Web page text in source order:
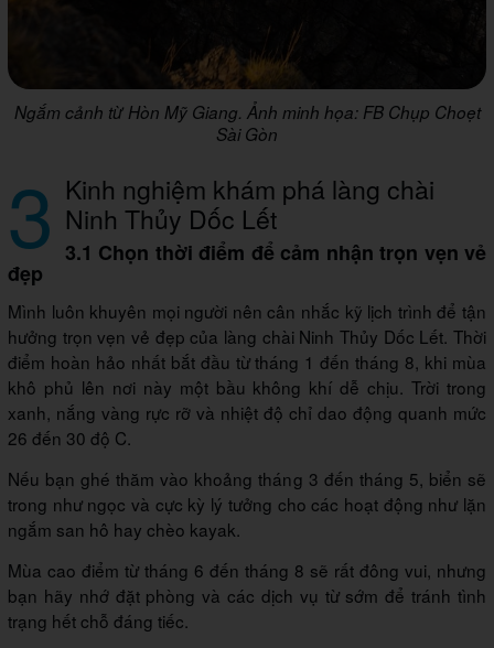
Ngắm cảnh từ Hòn Mỹ Giang. Ảnh minh họa: FB Chụp Choẹt
Sài Gòn
3 Kinh nghiệm khám phá làng chài
Ninh Thủy Dốc Lết
3.1 Chọn thời điểm để cảm nhận trọn vẹn vẻ
đẹp
Mình luôn khuyên mọi người nên cân nhắc kỹ lịch trình để tận
hưởng trọn vẹn vẻ đẹp của làng chài Ninh Thủy Dốc Lết. Thời
điểm hoàn hảo nhất bắt đầu từ tháng 1 đến tháng 8, khi mùa
khô phủ lên nơi này một bầu không khí dễ chịu. Trời trong
xanh, nắng vàng rực rỡ và nhiệt độ chỉ dao động quanh mức
26 đến 30 độ C.
Nếu bạn ghé thăm vào khoảng tháng 3 đến tháng 5, biển sẽ
trong như ngọc và cực kỳ lý tưởng cho các hoạt động như lặn
ngắm san hô hay chèo kayak.
Mùa cao điểm từ tháng 6 đến tháng 8 sẽ rất đông vui, nhưng
bạn hãy nhớ đặt phòng và các dịch vụ từ sớm để tránh tình
trạng hết chỗ đáng tiếc.